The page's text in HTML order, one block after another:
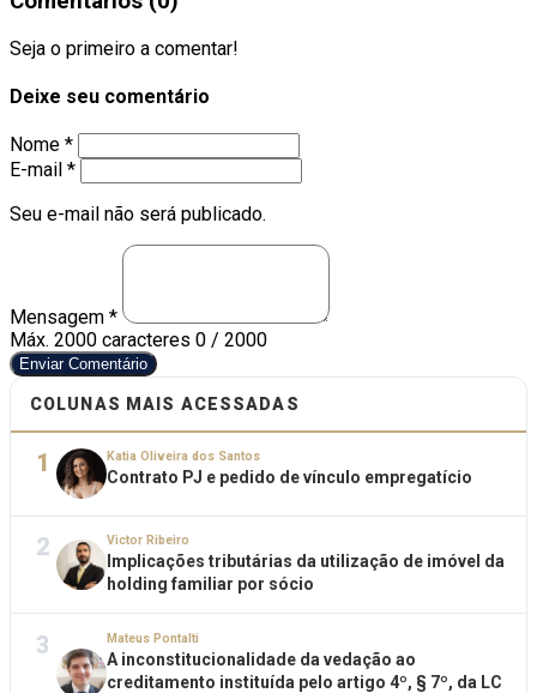
Seja o primeiro a comentar!
Deixe seu comentário
Nome *
E-mail *
Seu e-mail não será publicado.
Mensagem *
Máx. 2000 caracteres 0 / 2000
Enviar Comentário
COLUNAS MAIS ACESSADAS
1 Katia Oliveira dos Santos
Contrato PJ e pedido de vínculo empregatício
2 Victor Ribeiro
Implicações tributárias da utilização de imóvel da
holding familiar por sócio
3 Mateus Pontalti
A inconstitucionalidade da vedação ao
creditamento instituída pelo artigo 4º, § 7º, da LC